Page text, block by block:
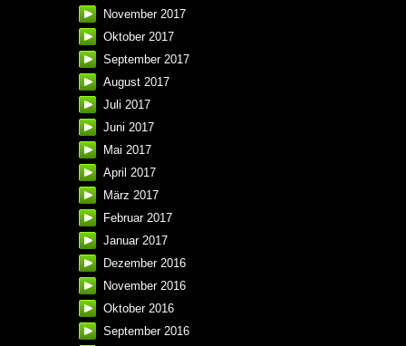
November 2017
Oktober 2017
September 2017
August 2017
Juli 2017
Juni 2017
Mai 2017
April 2017
März 2017
Februar 2017
Januar 2017
Dezember 2016
November 2016
Oktober 2016
September 2016